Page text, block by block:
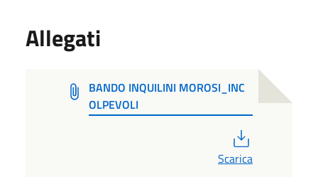
Allegati
BANDO INQUILINI MOROSI_INC
OLPEVOLI
Scarica